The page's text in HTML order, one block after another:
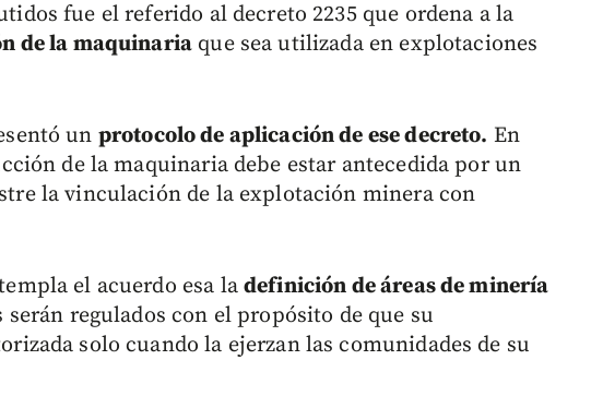
fue el referido al decreto 2235 que ordena a la
de la maquinaria que sea utilizada en explotaciones
un protocolo de aplicación de ese decreto. En
de la maquinaria debe estar antecedida por un
la vinculación de la explotación minera con
el acuerdo esa ladefinición de áreas de minería
regulados con el propósito de que su
solo cuando la ejerzan las comunidades de su